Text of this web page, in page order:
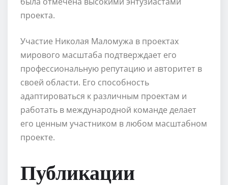
проекта.
Участие Николая Маломужа в проектах
мирового масштаба подтверждает его
профессиональную репутацию и авторитет в
своей области. Его способность
адаптироваться к различным проектам и
работать в международной команде делает
его ценным участником в любом масштабном
проекте.
Публикации